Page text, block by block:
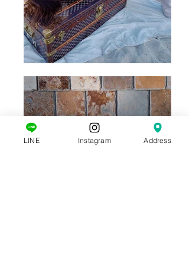
LINE Instagram Address